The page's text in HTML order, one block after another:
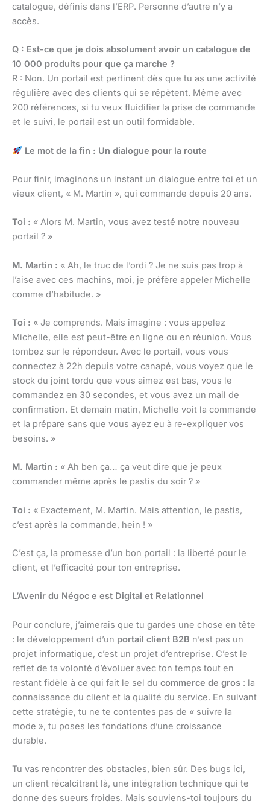
catalogue, définis dans l’ERP. Personne d’autre n’y a
accès.
Q : Est-ce que je dois absolument avoir un catalogue de
10 000 produits pour que ça marche ?
R : Non. Un portail est pertinent dès que tu as une activité
régulière avec des clients qui se répètent. Même avec
200 références, si tu veux fluidifier la prise de commande
et le suivi, le portail est un outil formidable.
Le mot de la fin : Un dialogue pour la route
Pour finir, imaginons un instant un dialogue entre toi et un
vieux client, « M. Martin », qui commande depuis 20 ans.
Toi : « Alors M. Martin, vous avez testé notre nouveau
portail ? »
M. Martin : « Ah, le truc de l’ordi ? Je ne suis pas trop à
l’aise avec ces machins, moi, je préfère appeler Michelle
comme d’habitude. »
Toi : « Je comprends. Mais imagine : vous appelez
Michelle, elle est peut-être en ligne ou en réunion. Vous
tombez sur le répondeur. Avec le portail, vous vous
connectez à 22h depuis votre canapé, vous voyez que le
stock du joint tordu que vous aimez est bas, vous le
commandez en 30 secondes, et vous avez un mail de
confirmation. Et demain matin, Michelle voit la commande
et la prépare sans que vous ayez eu à re-expliquer vos
besoins. »
M. Martin : « Ah ben ça… ça veut dire que je peux
commander même après le pastis du soir ? »
Toi : « Exactement, M. Martin. Mais attention, le pastis,
c’est après la commande, hein ! »
C’est ça, la promesse d’un bon portail : la liberté pour le
client, et l’efficacité pour ton entreprise.
L’Avenir du Négoc e est Digital et Relationnel
Pour conclure, j’aimerais que tu gardes une chose en tête
: le développement d’un portail client B2B n’est pas un
projet informatique, c’est un projet d’entreprise. C’est le
reflet de ta volonté d’évoluer avec ton temps tout en
restant fidèle à ce qui fait le sel du commerce de gros : la
connaissance du client et la qualité du service. En suivant
cette stratégie, tu ne te contentes pas de « suivre la
mode », tu poses les fondations d’une croissance
durable.
Tu vas rencontrer des obstacles, bien sûr. Des bugs ici,
un client récalcitrant là, une intégration technique qui te
donne des sueurs froides. Mais souviens-toi toujours du